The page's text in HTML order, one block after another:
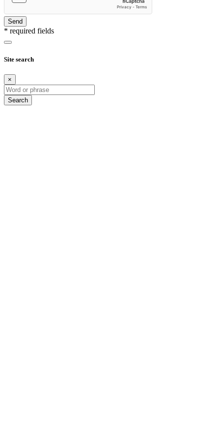
Send
* required fields
Site search
×
Search